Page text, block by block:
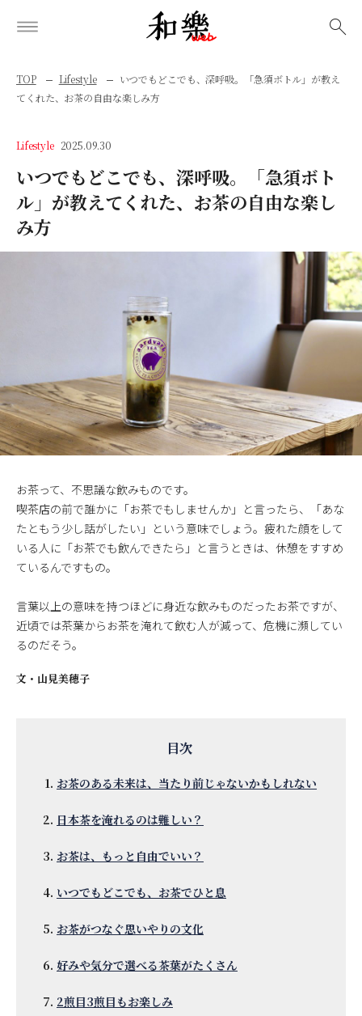
TOP Lifestyle
いつでもどこでも、深呼吸。「急須ボトル」が教え
てくれた、お茶の自由な楽しみ方
Lifestyle 2025.09.30
いつでもどこでも、深呼吸。「急須ボト
ル」が教えてくれた、お茶の自由な楽し
み方
お茶って、不思議な飲みものです。
喫茶店の前で誰かに「お茶でもしませんか」と言ったら、「あな
たともう少し話がしたい」という意味でしょう。疲れた顔をして
いる人に「お茶でも飲んできたら」と言うときは、休憩をすすめ
ているんですもの。
言葉以上の意味を持つほどに身近な飲みものだったお茶ですが、
近頃では茶葉からお茶を淹れて飲む人が減って、危機に瀕してい
るのだそう。
文・ 山見美穂子
お茶のある未来は、当たり前じゃないかもしれない
日本茶を淹れるのは難しい？
お茶は、もっと自由でいい？
いつでもどこでも、お茶でひと息
お茶がつなぐ思いやりの文化
好みや気分で選べる茶葉がたくさん
2煎目3煎目もお楽しみ